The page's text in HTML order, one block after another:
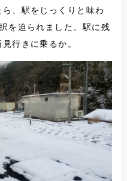
、駅をじっくりと味わ
を迫られました。駅に残
行きに乗るか。